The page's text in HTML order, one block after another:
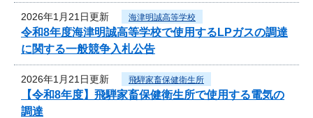
2026年1月21日更新 海津明誠高等学校
令和8年度海津明誠高等学校で使用するLPガスの調達
に関する一般競争入札公告
2026年1月21日更新 飛騨家畜保健衛生所
【令和8年度】飛騨家畜保健衛生所で使用する電気の
調達